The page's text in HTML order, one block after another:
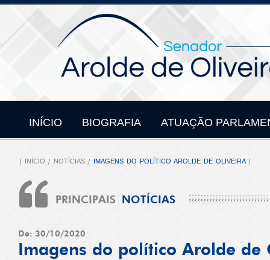
INÍCIO BIOGRAFIA ATUAÇÃO
INÍCIO NOTÍCIAS IMAGENS DO POLÍTICO AROLDE DE OLIVEIRA
PRINCIPAIS NOTÍCIAS
De: 30/10/2020
Imagens do político Arolde de